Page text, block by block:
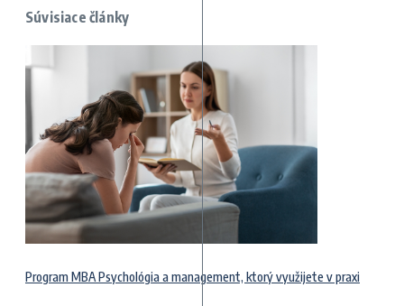
Súvisiace články
Program MBA Psychológia a management, ktorý využijete v praxi